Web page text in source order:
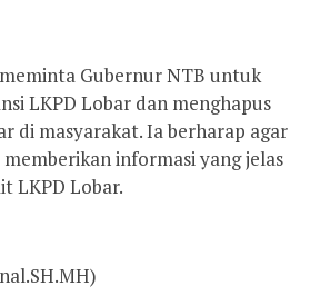
Gubernur NTB untuk
LKPD Lobar dan menghapus
di masyarakat. Ia berharap agar
informasi yang jelas
LKPD Lobar.